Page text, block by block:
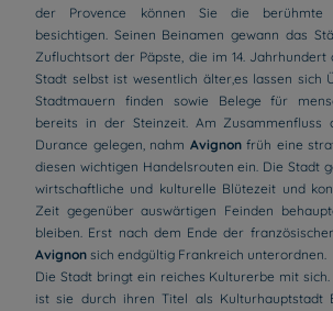
der Provence können Sie die berühmte
besichtigen. Seinen Beinamen gewann das
Zufluchtsort der Päpste, die im 14. Jahrhundert
Stadt selbst ist wesentlich älter,es lassen sich
Stadtmauern finden sowie Belege für
bereits in der Steinzeit. Am Zusammenfluss
Durance gelegen, nahm Avignonfrüh eine
diesen wichtigen Handelsrouten ein. Die Stadt
wirtschaftliche und kulturelle Blütezeit und
Zeit gegenüber auswärtigen Feinden
bleiben. Erst nach dem Ende der
Avignon sich endgültig Frankreich unterordnen.
Die Stadt bringt ein reiches Kulturerbe mit
ist sie durch ihren Titel als Kulturhauptstadt